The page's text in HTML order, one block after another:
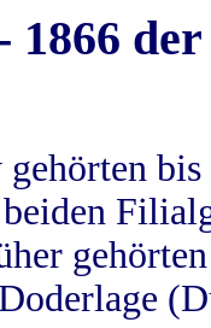
1866